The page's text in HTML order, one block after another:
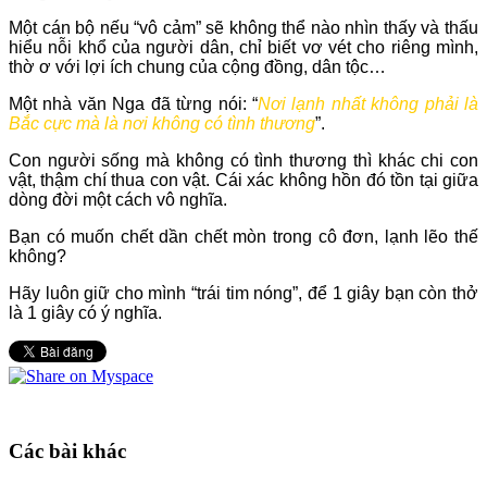
Một cán bộ nếu “vô cảm” sẽ không thể nào nhìn thấy và thấu
hiểu nỗi khổ của người dân, chỉ biết vơ vét cho riêng mình,
thờ ơ với lợi ích chung của cộng đồng, dân tộc…
Một nhà văn Nga đã từng nói: “Nơi lạnh nhất không phải là
Bắc cực mà là nơi không có tình thương”.
Con người sống mà không có tình thương thì khác chi con
vật, thậm chí thua con vật. Cái xác không hồn đó tồn tại giữa
dòng đời một cách vô nghĩa.
Bạn có muốn chết dần chết mòn trong cô đơn, lạnh lẽo thế
không?
Hãy luôn giữ cho mình “trái tim nóng”, để 1 giây bạn còn thở
là 1 giây có ý nghĩa.
Các bài khác